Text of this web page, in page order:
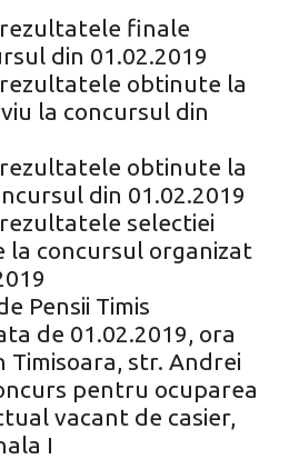
finale
din 01.02.2019
obtinute la
la concursul din
obtinute la
din 01.02.2019
selectiei
la concursul organizat
Pensii Timis
de 01.02.2019, ora
Timisoara, str. Andrei
pentru ocuparea
vacant de casier,
I